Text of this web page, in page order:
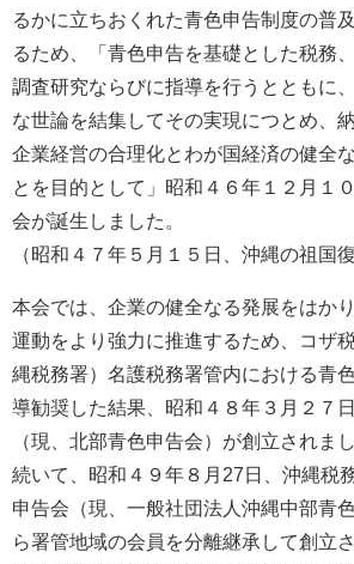
るかに立ちおくれた青色申告制度の普
るため、「青色申告を基礎とした税務
調査研究ならびに指導を行うとともに
な世論を結集してその実現につとめ、
企業経営の合理化とわが国経済の健全
とを目的として」昭和４６年１２月１
会が誕生しました。
（昭和４７年５月１５日、沖縄の祖国
本会では、企業の健全なる発展をはか
運動をより強力に推進するため、コザ
縄税務署）名護税務署管内における青
導勧奨した結果、昭和４８年３月２７
（現、北部青色申告会）が創立されまし
続いて、昭和４９年８月27日、沖縄税
申告会（現、一般社団法人沖縄中部青
ら署管地域の会員を分離継承して創立